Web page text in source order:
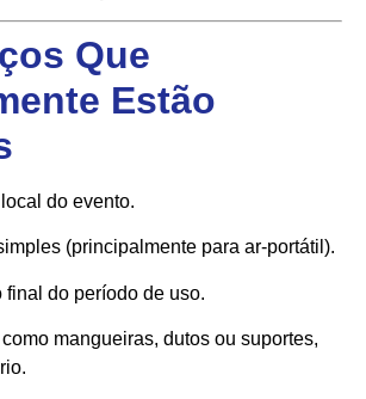
Que
Estão
do evento.
(principalmente para ar-portátil).
final do período de uso.
mangueiras, dutos ou suportes,